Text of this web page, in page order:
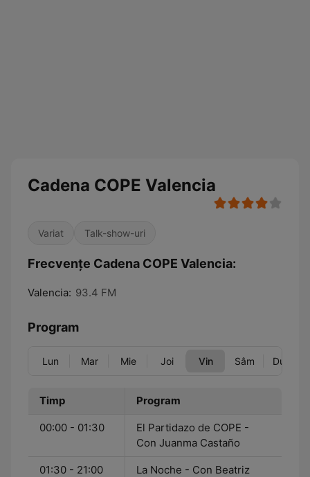
Cadena COPE Valencia
Variat Talk-show-uri
Frecvențe Cadena COPE Valencia:
Valencia: 93.4 FM
Program
Lun Mar Mie Joi Vin Sâm Dum
Timp Program
00:00 - 01:30
El Partidazo de COPE -
Con Juanma Castaño
01:30 - 21:00
La Noche - Con Beatriz